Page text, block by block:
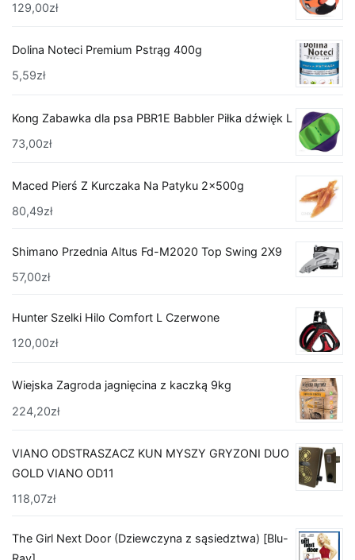
129,00zł
Dolina Noteci Premium Pstrąg 400g
5,59zł
Kong Zabawka dla psa PBR1E Babbler Piłka dźwięk L
73,00zł
Maced Pierś Z Kurczaka Na Patyku 2x500g
80,49zł
Shimano Przednia Altus Fd-M2020 Top Swing 2X9
57,00zł
Hunter Szelki Hilo Comfort L Czerwone
120,00zł
Wiejska Zagroda jagnięcina z kaczką 9kg
224,20zł
VIANO ODSTRASZACZ KUN MYSZY GRYZONI DUO
GOLD VIANO OD11
118,07zł
The Girl Next Door (Dziewczyna z sąsiedztwa) [Blu-